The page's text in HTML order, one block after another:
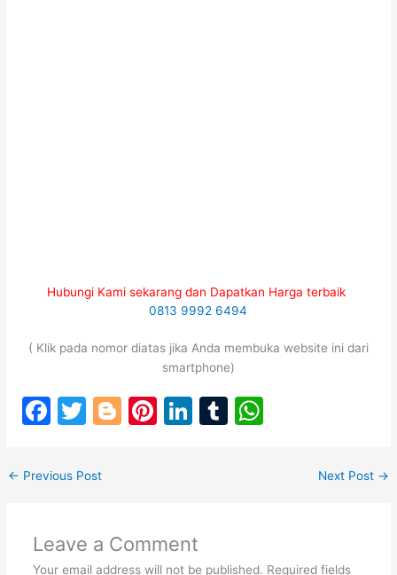
Hubungi Kami sekarang dan Dapatkan Harga terbaik
0813 9992 6494
( Klik pada nomor diatas jika Anda membuka website ini dari
smartphone)
F
c
o
T
itt
Bl Pi Li
n
T
← Previous Post Next Post →
Leave a Comment
Your email address will not be published. Required fields